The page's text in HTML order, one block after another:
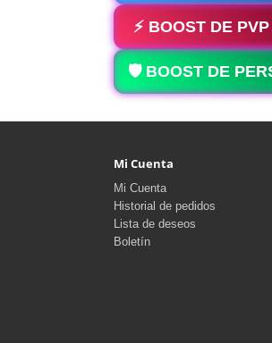
⚡ BOOST DE
🛡️ BOOST DE
Mi Cuenta
Mi Cuenta
Historial de pedidos
Lista de deseos
Boletín